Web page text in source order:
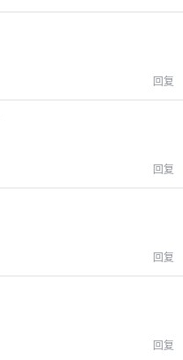
回复
回复
回复
回复